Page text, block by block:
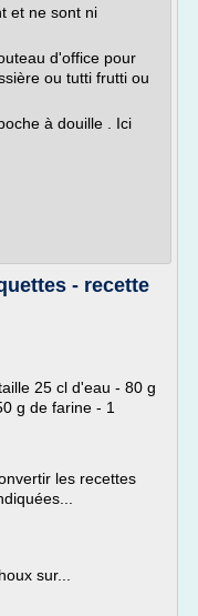
et ne sont ni
d'office pour
ou tutti frutti ou
à douille . Ici
- recette
25 cl d'eau - 80 g
g de farine - 1
les recettes
sur...